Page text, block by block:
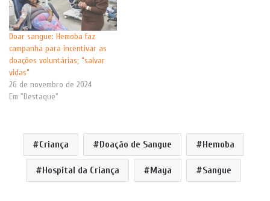
Doar sangue: Hemoba faz
campanha para incentivar as
doações voluntárias; “salvar
vidas”
26 de novembro de 2024
Em "Destaque"
Criança Doação de Sangue Hemoba
Hospital da Criança Maya Sangue